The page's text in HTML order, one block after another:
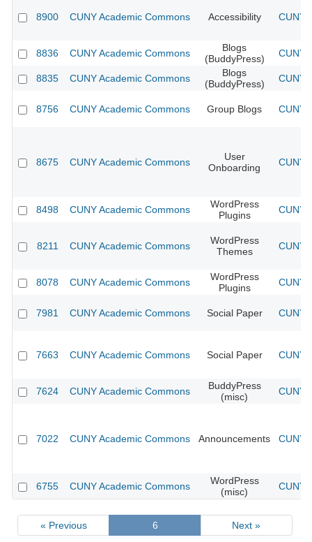
8900 CUNY Academic Commons Accessibility CUNY
8836 CUNY Academic Commons
Blogs
(BuddyPress)
CUNY
8835 CUNY Academic Commons
Blogs
(BuddyPress)
CUNY
8756 CUNY Academic Commons Group Blogs CUNY
8675 CUNY Academic Commons
User
Onboarding
CUNY
8498 CUNY Academic Commons
WordPress
Plugins
CUNY
8211 CUNY Academic Commons
WordPress
Themes
CUNY
8078 CUNY Academic Commons
WordPress
Plugins
CUNY
7981 CUNY Academic Commons Social Paper CUNY
7663 CUNY Academic Commons Social Paper CUNY
7624 CUNY Academic Commons
BuddyPress
(misc)
CUNY
7022 CUNY Academic Commons Announcements CUNY
6755 CUNY Academic Commons
WordPress
(misc)
CUNY
« Previous 6 Next »